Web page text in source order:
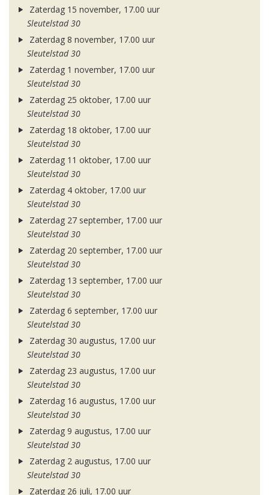
Zaterdag 15 november, 17.00 uur
Sleutelstad 30
Zaterdag 8 november, 17.00 uur
Sleutelstad 30
Zaterdag 1 november, 17.00 uur
Sleutelstad 30
Zaterdag 25 oktober, 17.00 uur
Sleutelstad 30
Zaterdag 18 oktober, 17.00 uur
Sleutelstad 30
Zaterdag 11 oktober, 17.00 uur
Sleutelstad 30
Zaterdag 4 oktober, 17.00 uur
Sleutelstad 30
Zaterdag 27 september, 17.00 uur
Sleutelstad 30
Zaterdag 20 september, 17.00 uur
Sleutelstad 30
Zaterdag 13 september, 17.00 uur
Sleutelstad 30
Zaterdag 6 september, 17.00 uur
Sleutelstad 30
Zaterdag 30 augustus, 17.00 uur
Sleutelstad 30
Zaterdag 23 augustus, 17.00 uur
Sleutelstad 30
Zaterdag 16 augustus, 17.00 uur
Sleutelstad 30
Zaterdag 9 augustus, 17.00 uur
Sleutelstad 30
Zaterdag 2 augustus, 17.00 uur
Sleutelstad 30
Zaterdag 26 juli, 17.00 uur